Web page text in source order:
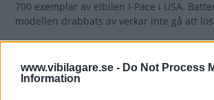
www.vibilagare.se - Do Not Process
Information
700 exemplar av elbilen I-Pace i USA.
modellen drabbats av verkar inte gå att